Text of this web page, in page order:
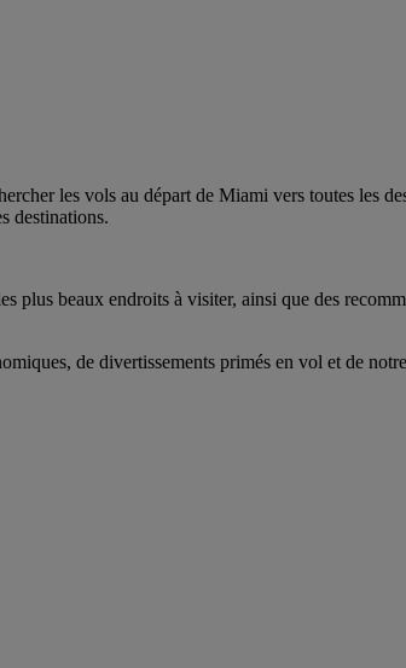
les vols au départ de Miami vers toutes les
destinations.
beaux endroits à visiter, ainsi que des
de divertissements primés en vol et de